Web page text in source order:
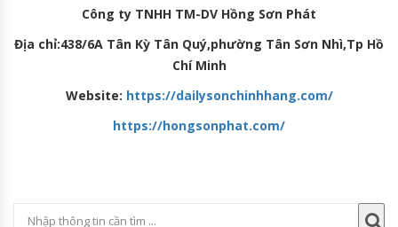
Công ty TNHH TM-DV Hồng Sơn Phát
Địa chỉ:438/6A Tân Kỳ Tân Quý,phường Tân Sơn Nhì,Tp Hồ
Chí Minh
Website: https://dailysonchinhhang.com/
https://hongsonphat.com/